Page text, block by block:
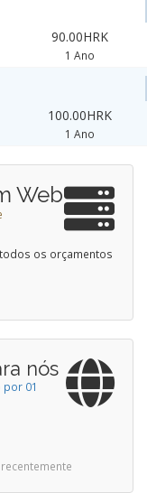
90.00HRK
1 Ano
100.00HRK
1 Ano
Web
os orçamentos
nós
01